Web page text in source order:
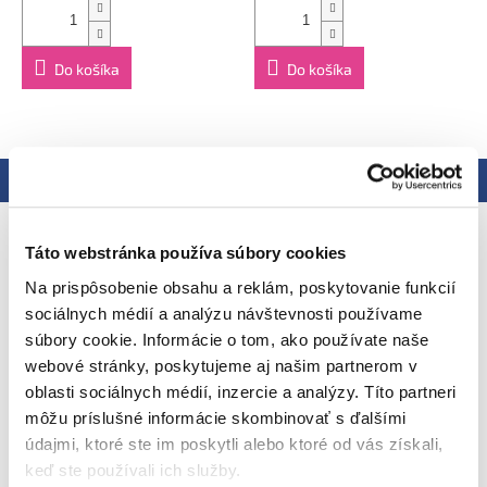
Táto webstránka používa súbory cookies
Na prispôsobenie obsahu a reklám, poskytovanie funkcií
sociálnych médií a analýzu návštevnosti používame
súbory cookie. Informácie o tom, ako používate naše
webové stránky, poskytujeme aj našim partnerom v
oblasti sociálnych médií, inzercie a analýzy. Títo partneri
môžu príslušné informácie skombinovať s ďalšími
údajmi, ktoré ste im poskytli alebo ktoré od vás získali,
keď ste používali ich služby.
Návod na použitie:
Nie je určené na ohrievanie v mikrovlnnej
rúre. Pokiaľ je kapsička skladovaná pri izbovej teplote, je
možné jej obsah konzumovať priamo bez ohrievania. V
prípade potreby je možné kapsičku ohriať vložením do teplej
24 hodín. Minimálna trvanlivosť do: viď zadná strana obalu.
Výrobca:Vyrobené v EÚ pre Ella's Kitchen, RG9 4QG. UK,
Distribútor:Health Academy, s. r. o., Zbraslavská 22/49, 159 00,
Do košíka Do košíka
EAN
Ahoj, som 100% bio nemliečny ryžový
nákyps banánmi a jahodami